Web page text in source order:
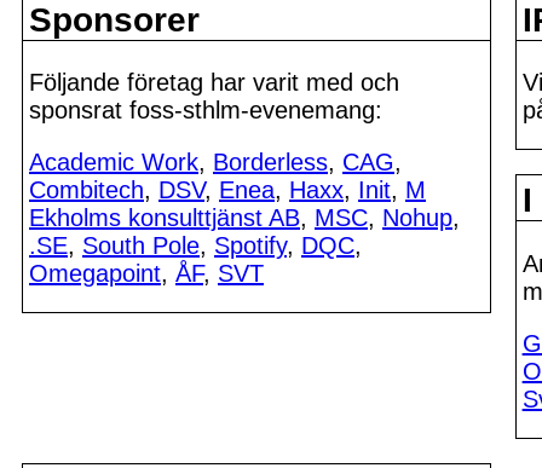
Sponsorer
Följande företag har varit med och
sponsrat foss-sthlm-evenemang:
Academic Work, Borderless, CAG,
Combitech, DSV, Enea, Haxx, Init, M
Ekholms konsulttjänst AB, MSC, Nohup,
.SE, South Pole, Spotify, DQC,
Omegapoint, ÅF, SVT
I